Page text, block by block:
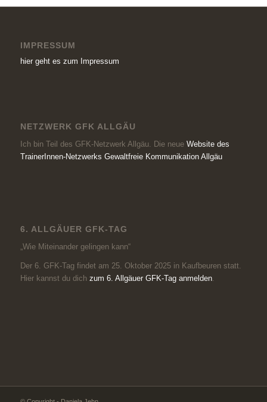
IMPRESSUM
hier geht es zum Impressum
NETZWERK GFK ALLGÄU
Ich bin Teil des GFK-Netzwerk Allgäu. Die neue Website des
TrainerInnen-Netzwerks Gewaltfreie Kommunikation Allgäu
6. ALLGÄUER GFK-TAG
„Wie Miteinander gelingen kann“
Der 6. GFK-Tag findet am 25. Oktober 2025 in Kaufbeuren statt.
Hier kannst du dich zum 6. Allgäuer GFK-Tag anmelden.